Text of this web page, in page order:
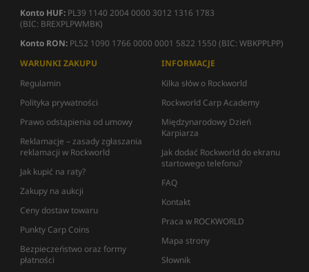
Konto HUF: PL39 1140 2004 0000 3012 1316 1783
(BIC: BREXPLPWMBK)
Konto RON: PL52 1090 1766 0000 0001 5822 1550 (BIC: WBKPPLPP)
WARUNKI ZAKUPU
Regulamin
Polityka prywatności
Prawo odstąpienia od umowy
Reklamacje – zasady zgłaszania
reklamacji w Rockworld
Jak kupić na raty?
Zakupy na aukcji
Ceny dostaw towaru
Punkty Carp Coins
Bezpieczeństwo oraz formy
płatności
INFORMACJE
Kilka słów o Rockworld
Rockworld Carp Academy
Międzynarodowy Dzień
Karpiarza
Jak dodać Rockworld do ekranu
startowego telefonu?
FAQ
Kontakt
Praca w ROCKWORLD
Mapa strony
Słownik